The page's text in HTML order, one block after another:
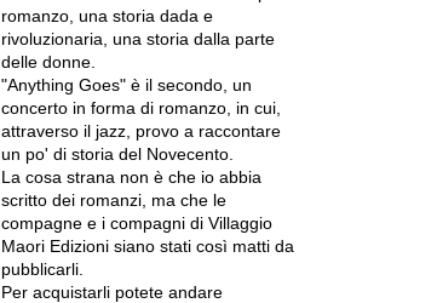
romanzo, una storia dada e
rivoluzionaria, una storia dalla parte
delle donne.
"Anything Goes" è il secondo, un
concerto in forma di romanzo, in cui,
attraverso il jazz, provo a raccontare
un po' di storia del Novecento.
La cosa strana non è che io abbia
scritto dei romanzi, ma che le
compagne e i compagni di Villaggio
Maori Edizioni siano stati così matti da
pubblicarli.
Per acquistarli potete andare